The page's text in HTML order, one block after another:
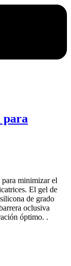
para
minimizar el
El gel de
de grado
oclusiva
óptimo. .